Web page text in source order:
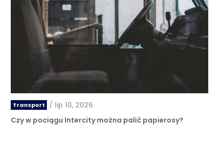
Transport / lip 10, 2026
Czy w pociągu Intercity można palić papierosy?